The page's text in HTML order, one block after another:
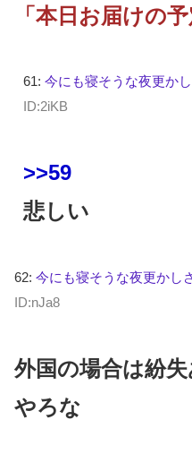
「本日お届けの
61: 今にも寝そうな夜更か
ID:2iKB
>>59
悲しい
62: 今にも寝そうな夜更かし
ID:nJa8
外国の場合は紛
やろな